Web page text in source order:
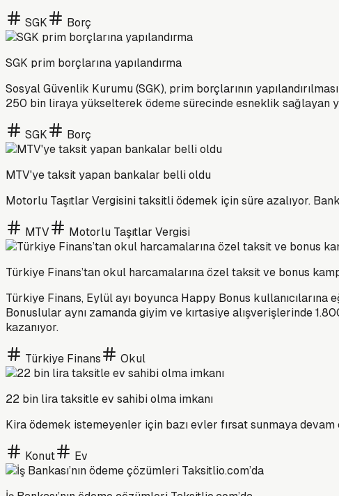
SGK Borç
SGK prim borçlarına yapılandırma
Sosyal Güvenlik Kurumu (SGK), prim borçlarının
250 bin liraya yükselterek ödeme sürecinde esneklik sağlayan
SGK Borç
MTV'ye taksit yapan bankalar belli oldu
Motorlu Taşıtlar Vergisini taksitli ödemek için süre azalıyor.
MTV Motorlu Taşıtlar Vergisi
Türkiye Finans’tan okul harcamalarına özel taksit ve bonus
Türkiye Finans, Eylül ayı boyunca Happy Bonus
Bonuslular aynı zamanda giyim ve kırtasiye alışverişlerinde
kazanıyor.
Türkiye Finans Okul
22 bin lira taksitle ev sahibi olma imkanı
Kira ödemek istemeyenler için bazı evler fırsat sunmaya
Konut Ev